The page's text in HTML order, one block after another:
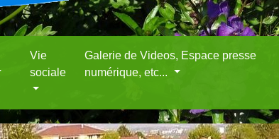
Vie
sociale
Galerie de Videos, Espace presse
numérique, etc...